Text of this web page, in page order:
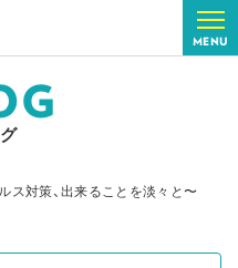
MENU
ス対策、出来ることを淡々と〜